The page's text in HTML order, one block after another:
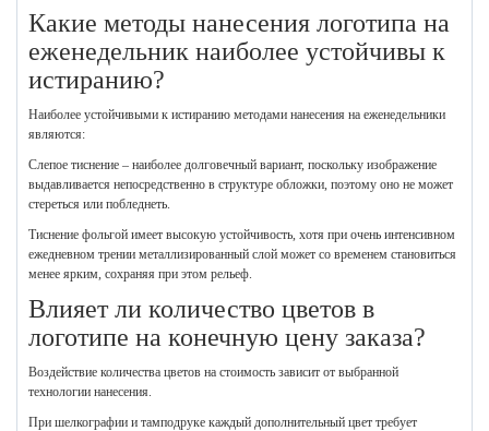
Какие методы нанесения логотипа на
еженедельник наиболее устойчивы к
истиранию?
Наиболее устойчивыми к истиранию методами нанесения на еженедельники
являются:
Слепое тиснение – наиболее долговечный вариант, поскольку изображение
выдавливается непосредственно в структуре обложки, поэтому оно не может
стереться или побледнеть.
Тиснение фольгой имеет высокую устойчивость, хотя при очень интенсивном
ежедневном трении металлизированный слой может со временем становиться
менее ярким, сохраняя при этом рельеф.
Влияет ли количество цветов в
логотипе на конечную цену заказа?
Воздействие количества цветов на стоимость зависит от выбранной
технологии нанесения.
При шелкографии и тамподруке каждый дополнительный цвет требует